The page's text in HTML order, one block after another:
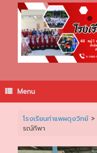
Menu
โรงเรียนท่าแพผดุงวิทย์>
รณ์กีพา